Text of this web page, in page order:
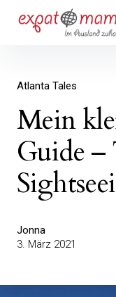
überspringen
Atlanta Tales
Mein
Guide –
Jonna
3. März 2021